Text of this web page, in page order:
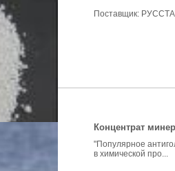
Поставщик:
Концентрат
"Популярное
в химической про...